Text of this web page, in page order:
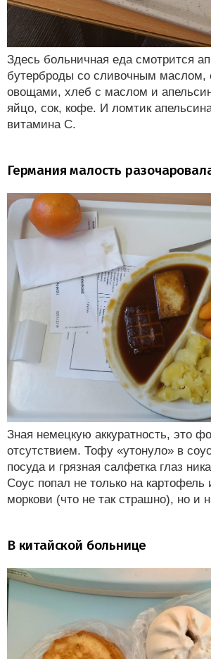
Здесь больничная еда смотрится
бутерброды со сливочным маслом,
овощами, хлеб с маслом и
яйцо, сок, кофе. И ломтик
витамина С.
Германия малость
Зная немецкую аккуратность, это
отсутствием. Тофу «утонуло» в
посуда и грязная салфетка глаз
Соус попал не только на картофель
моркови (что не так страшно), но и
В китайской больнице